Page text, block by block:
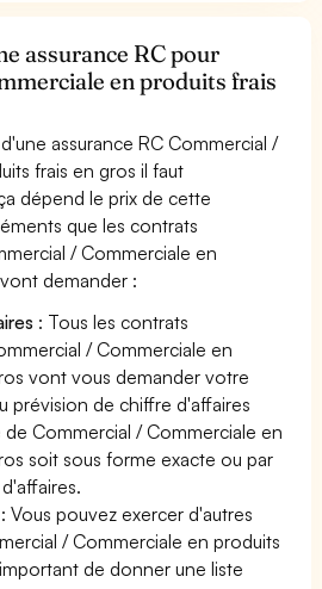
assurance RC pour
en produits frais
assurance RC Commercial /
frais en gros il faut
dépend le prix de cette
que les contrats
/ Commerciale en
demander :
: Tous les contrats
/ Commerciale en
vont vous demander votre
prévision de chiffre d'affaires
Commercial / Commerciale en
soit sous forme exacte ou par
: Vous pouvez exercer d'autres
/ Commerciale en produits
de donner une liste